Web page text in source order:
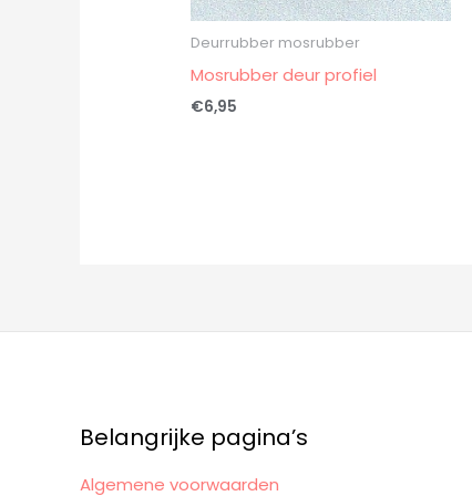
Deurrubber mosrubber
Mosrubber deur profiel
€6,95
Belangrijke pagina’s
Algemene voorwaarden